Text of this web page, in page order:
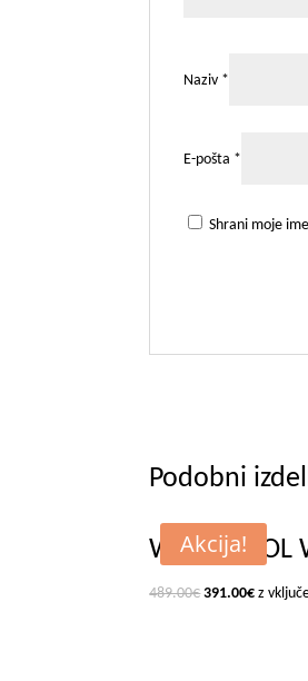
Naziv *
E-pošta *
Shrani moje
Podobni
Akcija!
WHIRLPOOL
489.00€ 391.00€ z